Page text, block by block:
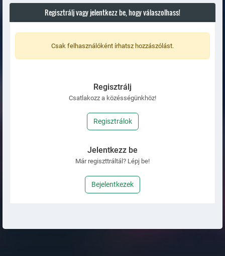
Regisztrálj vagy jelentkezz be, hogy válaszolhass!
Csak felhasználóként írhatsz hozzászólást.
Regisztrálj
Csatlakozz a közésségünkhöz!
Regisztrálok
Jelentkezz be
Már regiszttráltál? Lépj be!
Bejelentkezek